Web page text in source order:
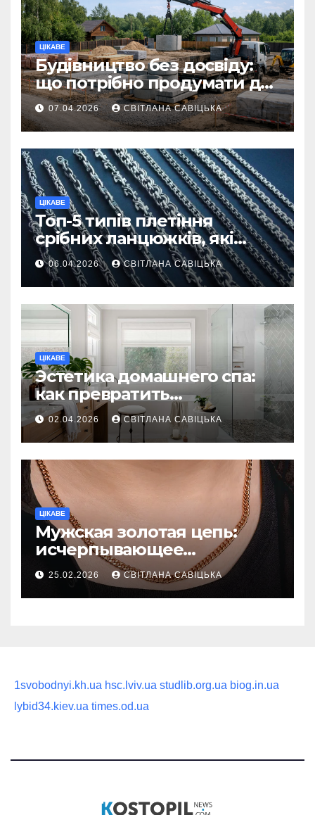
ЦІКАВЕ
Будівництво без досвіду:
що потрібно продумати до
першої доставки на
ділянку
07.04.2026 СВІТЛАНА САВІЦЬКА
ЦІКАВЕ
Топ-5 типів плетіння
срібних ланцюжків, які
вважаються
найнадійнішими
06.04.2026 СВІТЛАНА САВІЦЬКА
ЦІКАВЕ
Эстетика домашнего спа:
как превратить
ежедневную гигиену в
восстанавливающий
ритуал
02.04.2026 СВІТЛАНА САВІЦЬКА
ЦІКАВЕ
Мужская золотая цепь:
исчерпывающее
руководство по выбору
статусного украшения
25.02.2026 СВІТЛАНА САВІЦЬКА
1svobodnyi.kh.ua hsc.lviv.ua studlib.org.ua biog.in.ua
lybid34.kiev.ua times.od.ua